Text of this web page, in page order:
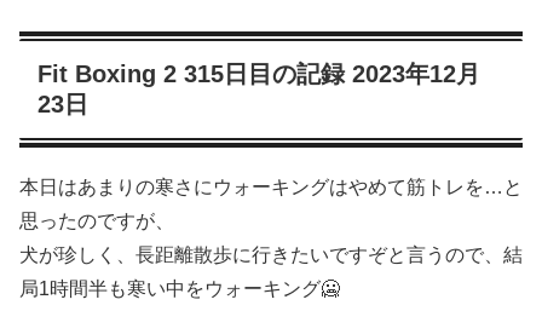
Fit Boxing 2 315日目の記録 2023年12月
23日
本日はあまりの寒さにウォーキングはやめて筋トレを…と
思ったのですが、
犬が珍しく、長距離散歩に行きたいですぞと言うので、結
局1時間半も寒い中をウォーキング🥶